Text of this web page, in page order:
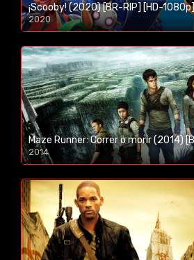
¡Scooby! (2020) [BR-RIP] [HD-1080p]
2020
1080p/720p
Maze Runner: Correr o morir (2014)
2014
1080p/720p